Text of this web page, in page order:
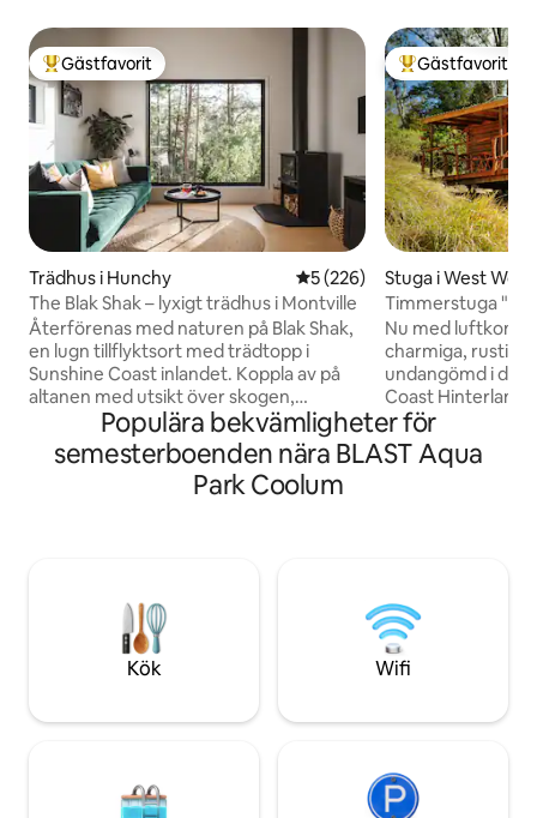
Populär gästfavorit
Gästfavorit
Trädhus i Hunchy 5 av 5 i genomsnittligt
5 (226)
The Blak Shak – lyxigt trädhus i Montville
Återförenas med naturen på Blak Shak,
en lugn tillflyktsort med trädtopp i
Sunshine Coast inlandet. Koppla av på
altanen med utsikt över skogen,
utforska närliggande stränder och
vattenfall eller njut av badet. Detta
omsorgsfullt utformade trädhus
inbjuder dig att varva ner och verkligen
Montvilles boutiquebutiker, kaféer och
kustutsikt, men du kommer att känna
dig som i en helt annan värld.
Populär
Gästfavorit
Stuga i West
Timmerstuga "Ty
Nu med
charmiga, rustika
undangömd i det
Coast Hinterland.
stuga, med
rustik inredning
bekvämligheter.
inlandet med
passerar genom
Montville.
Populära bekvämligheter för
semesterboenden nära BLAST Aqua
Park Coolum
Kök Wifi